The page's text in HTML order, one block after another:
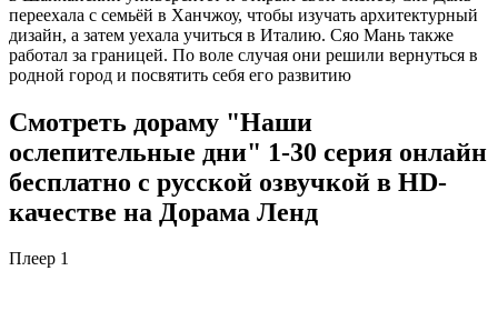
переехала с семьёй в Ханчжоу, чтобы изучать архитектурный
дизайн, а затем уехала учиться в Италию. Сяо Мань также
работал за границей. По воле случая они решили вернуться в
родной город и посвятить себя его развитию
Смотреть дораму "Наши
ослепительные дни" 1-30 серия онлайн
бесплатно с русской озвучкой в HD-
качестве на Дорама Ленд
Плеер 1